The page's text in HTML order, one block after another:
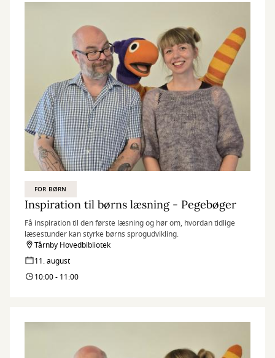
FOR BØRN
Inspiration til børns læsning - Pegebøger
Få inspiration til den første læsning og hør om, hvordan tidlige
læsestunder kan styrke børns sprogudvikling.
Tårnby Hovedbibliotek
11. august
10:00 - 11:00